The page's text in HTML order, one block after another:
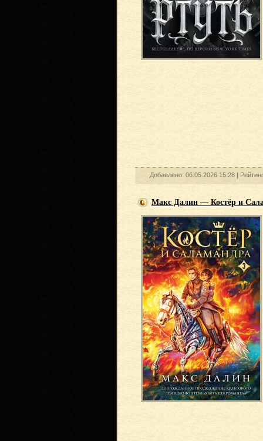
Добавлено: 06.05.2026 15:28 |
Макс Далин — Костёр и